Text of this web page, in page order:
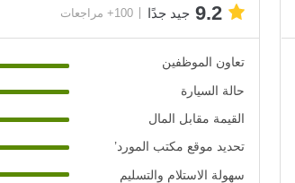
9.2 جيد جدًا 100+ مراجعات
تعاون الموظفين
حالة السيارة
القيمة مقابل المال
تحديد موقع مكتب المورد’
سهولة الاستلام والتسليم